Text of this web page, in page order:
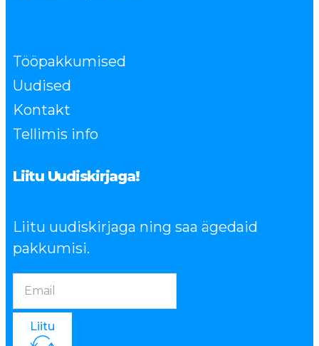
Tööpakkumised
Uudised
Kontakt
Tellimis info
Liitu Uudiskirjaga!
Liitu uudiskirjaga ning saa ägedaid
pakkumisi.
Liitu